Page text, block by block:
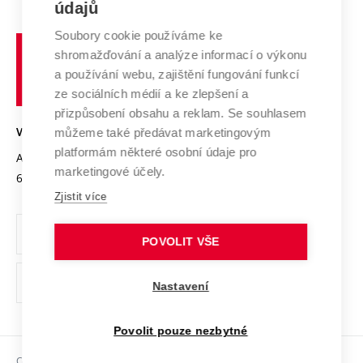
Systém zajišťování kvality výzkumu
Výzkumné infrastruktury
Transfer znalostí
Open Science
Projekty
Projekty ze strukturálních fondů
Specifický výzkum
Zahraniční spolupráce
Spolupráce se školami
Služby univerzity
Mezinárodní dohody
Univerzitní sítě
Profil univerzity
Udržitelná univerzita
Podnikavá univerzita / ContriBUTe
Bezpečná univerzita
Vyznamenání
Organizační struktura
Ochrana osobních údajů
odkaz)
učení
technické
VYSOKÉ UČENÍ TECHNICKÉ V BRNĚ
Antonínská 548/1
602 00 Brno
www.vut.cz
vut@vutbr.cz
Copyright © 2026 VUT
údajů
Soubory cookie používáme ke
shromažďování a analýze informací o výkonu
a používání webu, zajištění fungování funkcí
ze sociálních médií a ke zlepšení a
přizpůsobení obsahu a reklam. Se souhlasem
můžeme také předávat marketingovým
platformám některé osobní údaje pro
marketingové účely.
Zjistit více
POVOLIT VŠE
Nastavení
Povolit pouze nezbytné